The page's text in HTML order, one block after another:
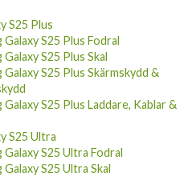
S25 Plus
Galaxy S25 Plus Fodral
Galaxy S25 Plus Skal
Galaxy S25 Plus Skärmskydd &
Galaxy S25 Plus Laddare, Kablar &
S25 Ultra
Galaxy S25 Ultra Fodral
Galaxy S25 Ultra Skal